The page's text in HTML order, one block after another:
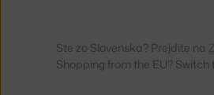
Ste zo Slovenska? Prejdite na
Shopping from the EU? Switch